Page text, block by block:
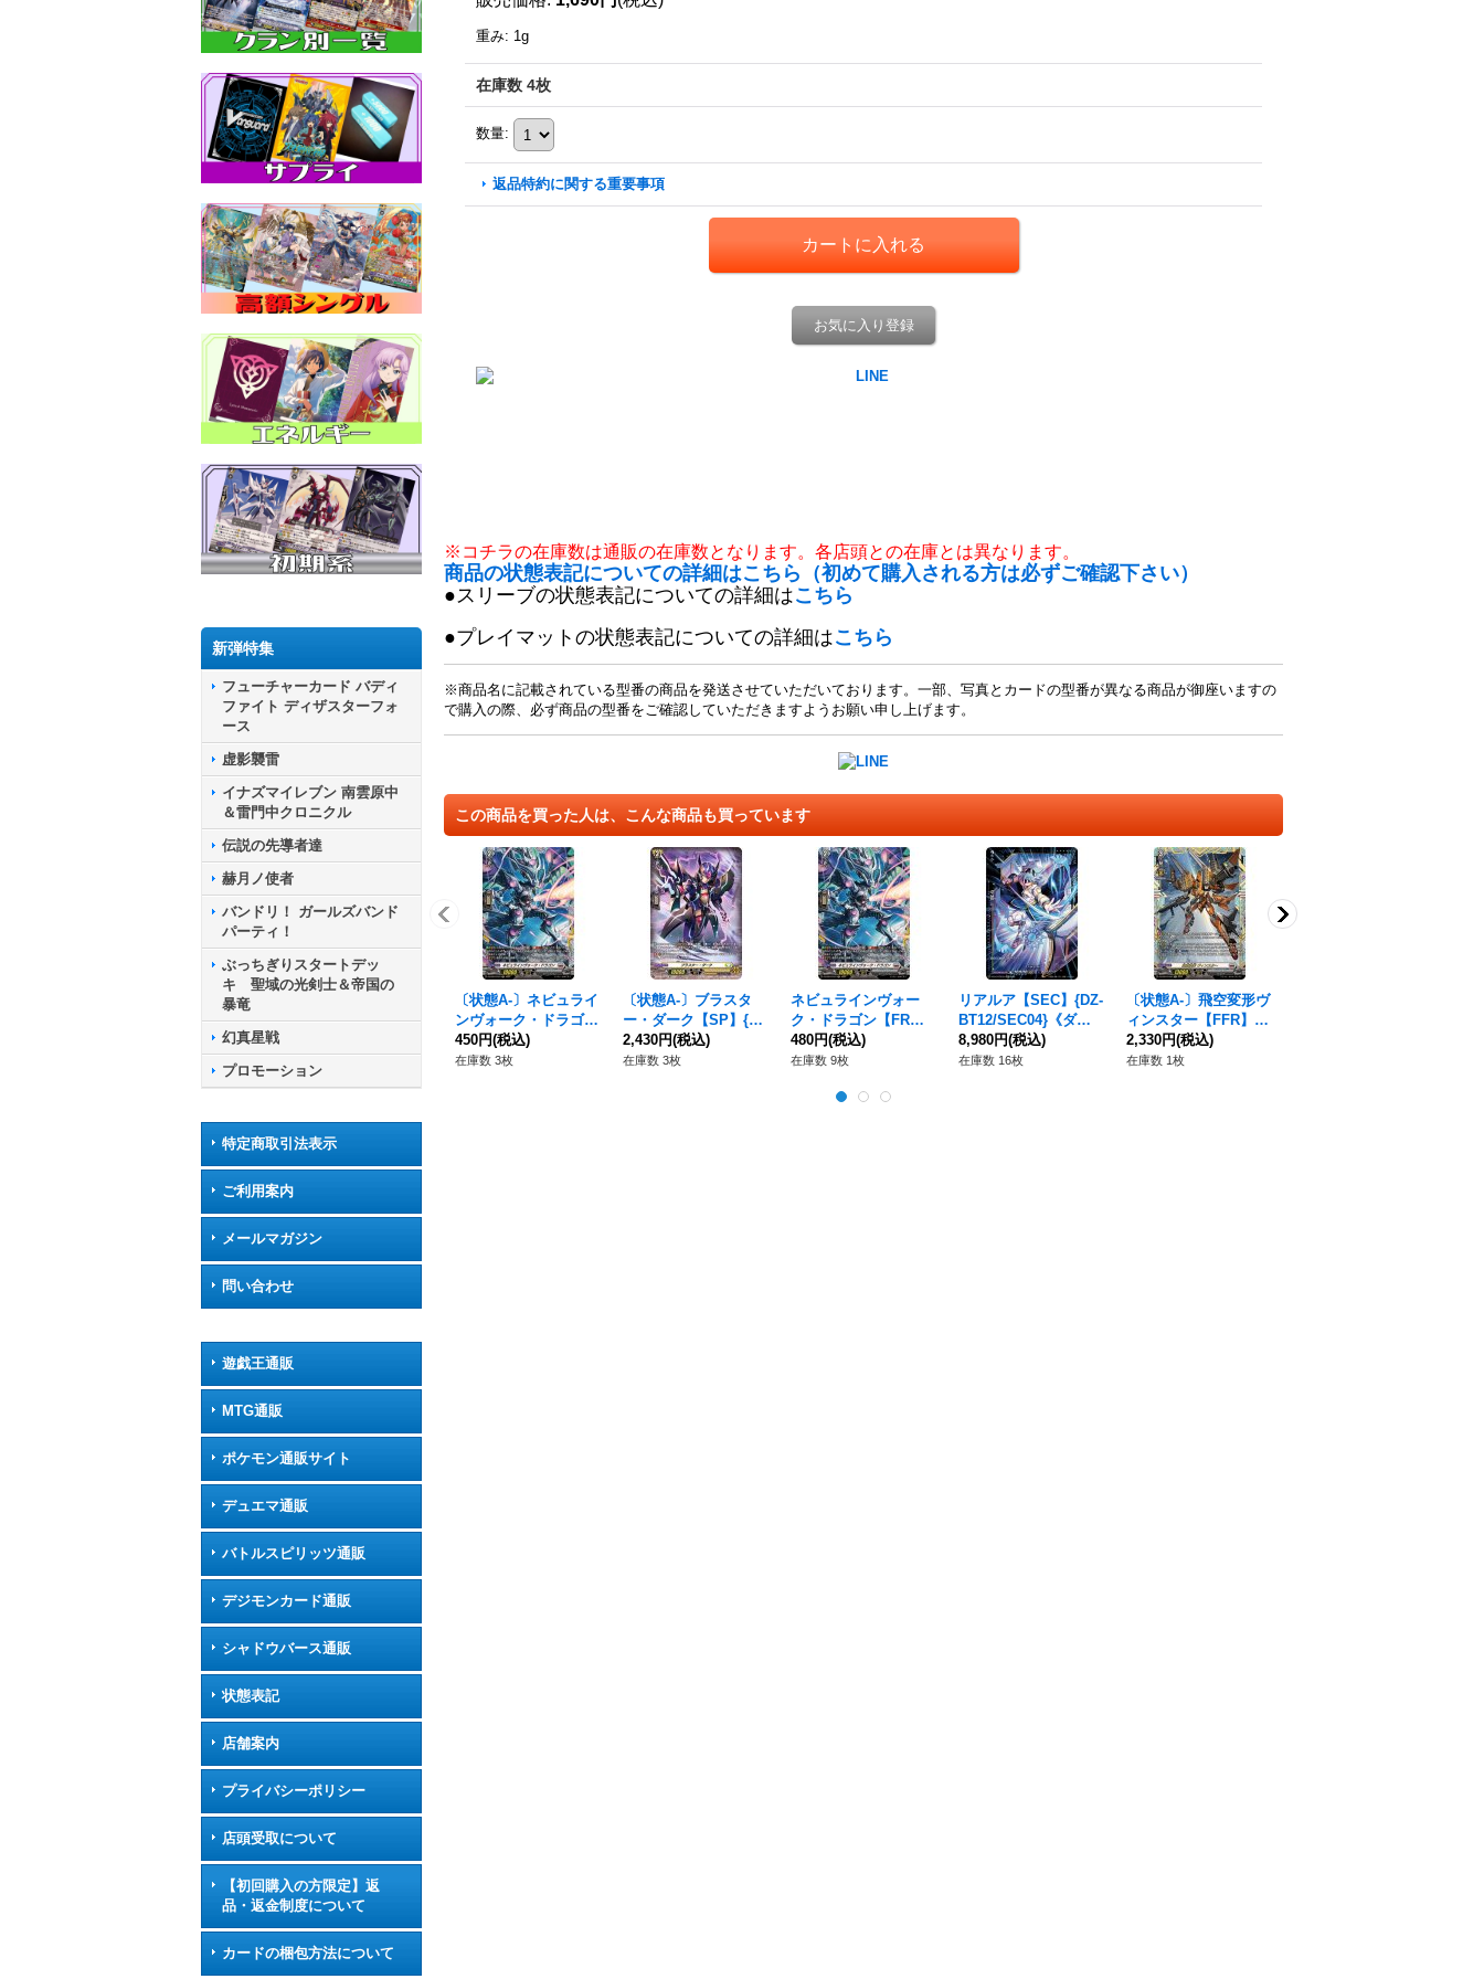
新弾特集
フューチャーカード バディ
ファイト ディザスターフォ
ース
虚影襲雷
イナズマイレブン 南雲原中
＆雷門中クロニクル
伝説の先導者達
赫月ノ使者
バンドリ！ ガールズバンド
パーティ！
ぶっちぎりスタートデッ
キ 聖域の光剣士＆帝国の
暴竜
幻真星戦
プロモーション
特定商取引法表示
ご利用案内
メールマガジン
問い合わせ
遊戯王通販
MTG通販
ポケモン通販サイト
デュエマ通販
バトルスピリッツ通販
デジモンカード通販
シャドウバース通販
状態表記
店舗案内
プライバシーポリシー
店頭受取について
【初回購入の方限定】返
品・返金制度について
カードの梱包方法について
重み: 1g
在庫数 4枚
数量:
返品特約に関する重要事項
お気に入り登録
※コチラの在庫数は通販の在庫数となります。各店頭との在庫とは異なります。
商品の状態表記についての詳細はこちら（初めて購入される方は必ずご確認下さい）
●スリーブの状態表記についての詳細はこちら
●プレイマットの状態表記についての詳細はこちら
※商品名に記載されている型番の商品を発送させていただいております。一部、写真とカードの型番が異なる商品が御座いますの
で購入の際、必ず商品の型番をご確認していただきますようお願い申し上げます。
この商品を買った人は、こんな商品も買っています
〔状態A-〕ネビュライ
ンヴォーク・ドラゴン
【FR】{DZ-BT04/FR1
9}《ブラントゲート》
450円(税込)
在庫数 3枚
〔状態A-〕ブラスタ
ー・ダーク【SP】{D-
BT02/SP37}《ケテル
サンクチュアリ》
2,430円(税込)
在庫数 3枚
ネビュラインヴォー
ク・ドラゴン【FR】
{DZ-BT04/FR19}《ブ
ラントゲート》
480円(税込)
在庫数 9枚
リアルア【SEC】{DZ-
BT12/SEC04}《ダー
クステイツ》
8,980円(税込)
在庫数 16枚
〔状態A-〕飛空変形ヴ
ィンスター【FFR】{D
Z-BT04/FFR07}《ブラ
ントゲート》
2,330円(税込)
在庫数 1枚